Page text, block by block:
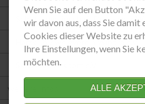
Wenn Sie auf den Button
wir davon aus, dass Sie damit
Cookies dieser Website zu
Ihre Einstellungen, wenn Sie
möchten.
ALLE
Schutzgemeinschaft Deutscher
Harzklub Zweigverein Wippra e.V.
Ski & Freizeitsport e.V.
weitere Infos